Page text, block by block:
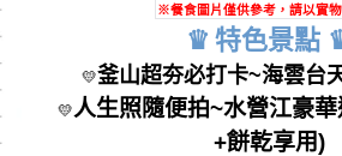
※餐食圖片僅供參考，請以實物
♛ 特⾊景點
💛釜山超夯必打卡~海雲台
💛人生照隨便拍~水營江豪
+餅乾享用)